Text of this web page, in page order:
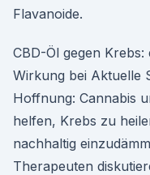
Flavanoide.
CBD-Öl gegen
Wirkung bei Aktuelle
Hoffnung: Cannabis
helfen, Krebs zu
nachhaltig
Therapeuten